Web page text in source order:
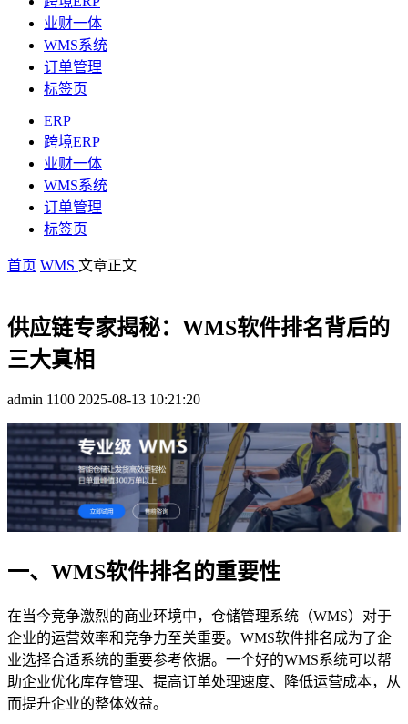
业财一体
WMS系统
订单管理
标签页
ERP
跨境ERP
业财一体
WMS系统
订单管理
标签页
首页 WMS 文章正文
供应链专家揭秘：WMS软件排名背后的
三大真相
admin 1100 2025-08-13 10:21:20
一、WMS软件排名的重要性
在当今竞争激烈的商业环境中，仓储管理系统（WMS）对于
企业的运营效率和竞争力至关重要。WMS软件排名成为了企
业选择合适系统的重要参考依据。一个好的WMS系统可以帮
助企业优化库存管理、提高订单处理速度、降低运营成本，从
而提升企业的整体效益。